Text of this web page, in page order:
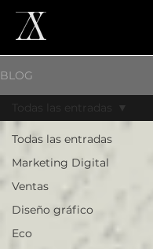
BLOG
Todas las entradas
Marketing Digital
Ventas
Diseño gráfico
Eco
Todas las entradas